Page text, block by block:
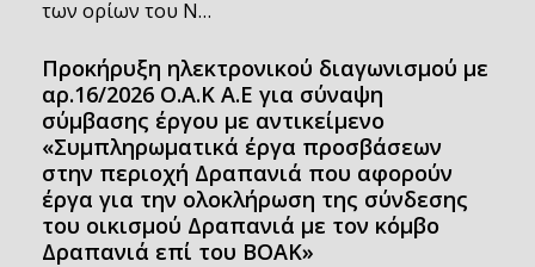
των ορίων του Ν…
Προκήρυξη ηλεκτρονικού διαγωνισμού με
αρ.16/2026 Ο.Α.Κ Α.Ε για σύναψη
σύμβασης έργου με αντικείμενο
«Συμπληρωματικά έργα προσβάσεων
στην περιοχή Δραπανιά που αφορούν
έργα για την ολοκλήρωση της σύνδεσης
του οικισμού Δραπανιά με τον κόμβο
Δραπανιά επί του ΒΟΑΚ»